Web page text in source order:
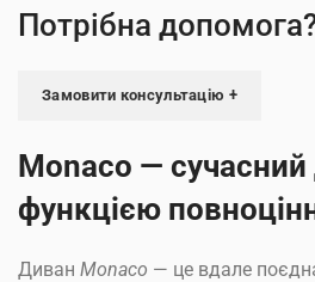
Потрібна
Замовити консультацію +
Monaco — сучасний
функцією
Диван Monaco — це вдале